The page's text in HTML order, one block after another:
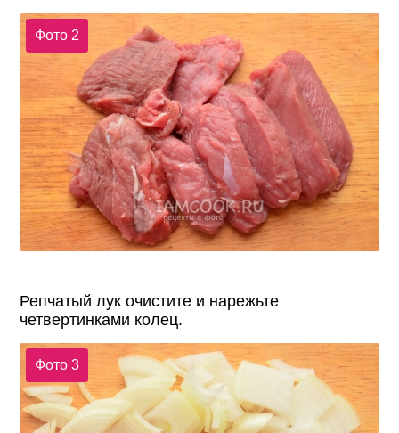
Фото 2
Репчатый лук очистите и нарежьте
четвертинками колец.
Фото 3